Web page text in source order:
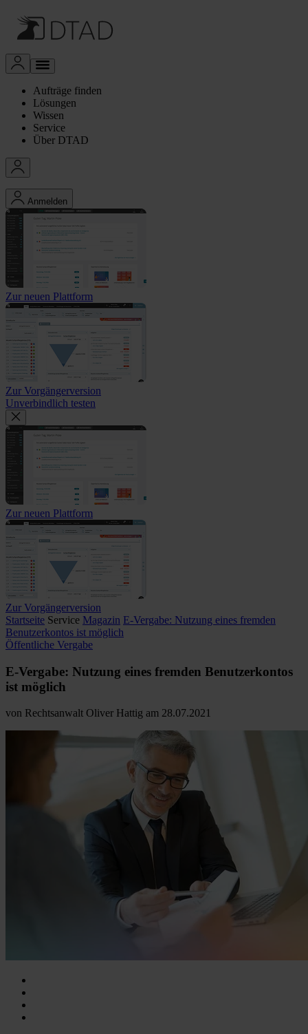
Aufträge finden
Lösungen
Wissen
Service
Über DTAD
Anmelden
Zur neuen Plattform
Zur Vorgängerversion
Unverbindlich testen
Zur neuen Plattform
Zur Vorgängerversion
Startseite Service Magazin E-Vergabe: Nutzung eines fremden
Benutzerkontos ist möglich
Öffentliche Vergabe
E-Vergabe: Nutzung eines fremden Benutzerkontos
ist möglich
von Rechtsanwalt Oliver Hattig am 28.07.2021